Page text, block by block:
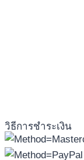
วิธีการชำระเงิน